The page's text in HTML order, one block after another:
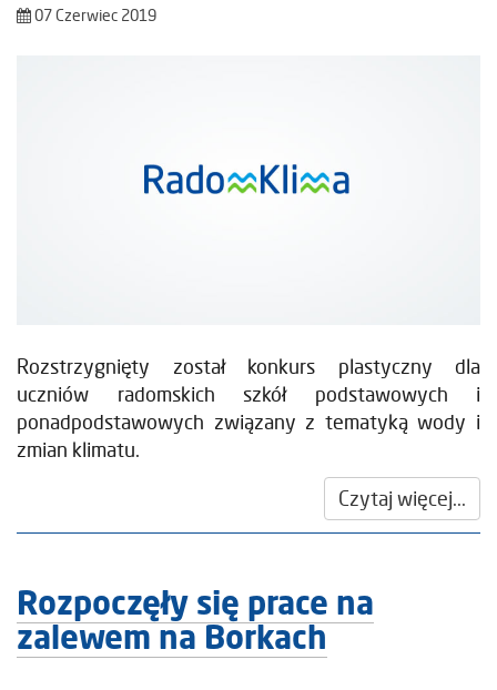
07 Czerwiec 2019
Rozstrzygnięty został konkurs plastyczny dla
uczniów radomskich szkół podstawowych i
ponadpodstawowych związany z tematyką wody i
zmian klimatu.
Czytaj więcej...
Rozpoczęły się prace na
zalewem na Borkach